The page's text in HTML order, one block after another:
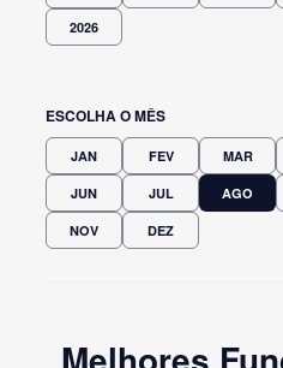
2026
ESCOLHA O MÊS
JAN FEV MAR
JUN JUL AGO
NOV DEZ